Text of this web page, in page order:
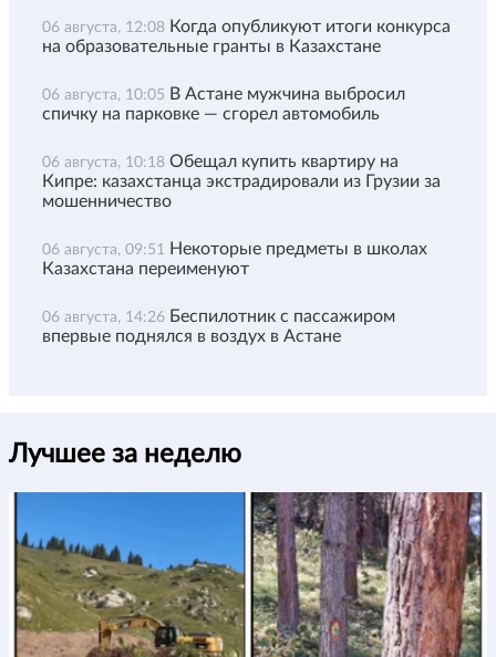
06 августа, 12:08 Когда опубликуют итоги конкурса
на образовательные гранты в Казахстане
06 августа, 10:05 В Астане мужчина выбросил
спичку на парковке — сгорел автомобиль
06 августа, 10:18 Обещал купить квартиру на
Кипре: казахстанца экстрадировали из Грузии за
мошенничество
06 августа, 09:51
Некоторые предметы в школах
Казахстана переименуют
06 августа, 14:26 Беспилотник с пассажиром
впервые поднялся в воздух в Астане
Лучшее за неделю